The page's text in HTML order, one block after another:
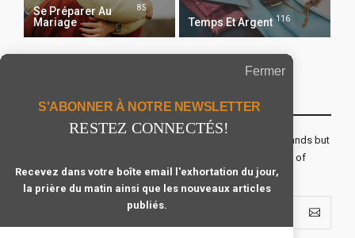
Se Préparer Au
Mariage
85
Temps Et Argent 116
The real voyage of discovery consists not in seeking new lands but
seeing with new eyes. All journeys have secret destinations of
which the traveler is unaware.
Fermer
S'ABONNER À NOTRE NEWSLETTER
RESTEZ CONNECTÉS!
Recevez dans votre boîte email l'exhortation du jour,
la prière du matin ainsi que les nouveaux articles
publiés.